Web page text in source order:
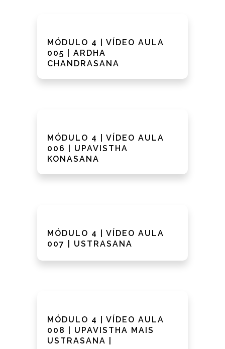
MÓDULO 4 | VÍDEO AULA
005 | ARDHA
CHANDRASANA
MÓDULO 4 | VÍDEO AULA
006 | UPAVISTHA
KONASANA
MÓDULO 4 | VÍDEO AULA
007 | USTRASANA
MÓDULO 4 | VÍDEO AULA
008 | UPAVISTHA MAIS
USTRASANA |